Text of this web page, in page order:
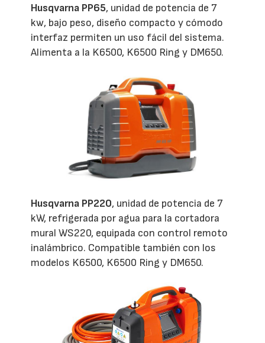
Husqvarna PP65, unidad de potencia de 7
kw, bajo peso, diseño compacto y cómodo
interfaz permiten un uso fácil del sistema.
Alimenta a la K6500, K6500 Ring y DM650.
Husqvarna PP220, unidad de potencia de 7
kW, refrigerada por agua para la cortadora
mural WS220, equipada con control remoto
inalámbrico. Compatible también con los
modelos K6500, K6500 Ring y DM650.